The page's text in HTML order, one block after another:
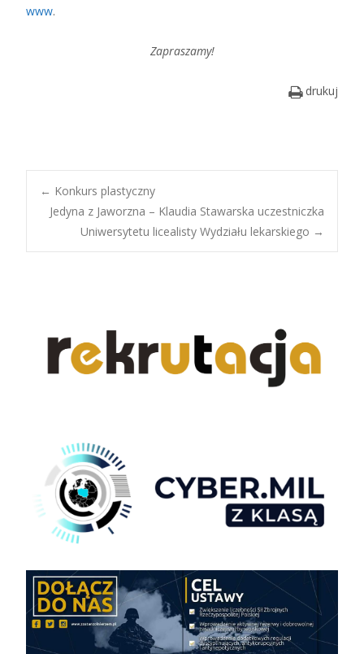
www.
Zapraszamy!
drukuj
Post
navigation
← Konkurs plastyczny
Jedyna z Jaworzna – Klaudia Stawarska uczestniczka
Uniwersytetu licealisty Wydziału lekarskiego →